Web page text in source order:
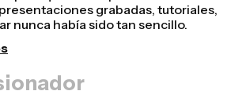
tenga el tamaño perfecto en
ya sea para TikTok, Youtube,
Linkedin o cualquier otro lugar.